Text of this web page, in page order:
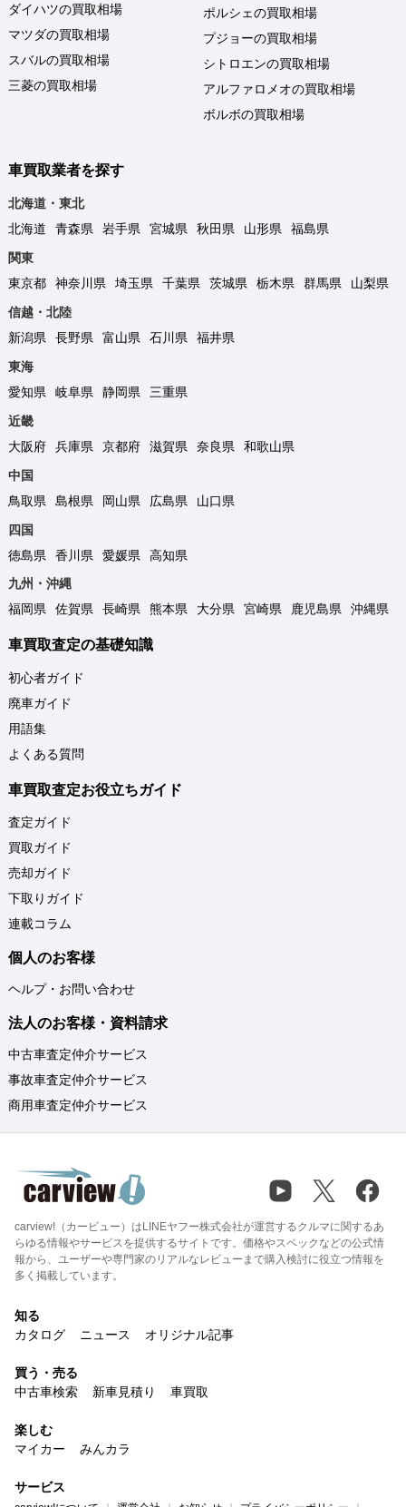
ダイハツの買取相場
マツダの買取相場
スバルの買取相場
三菱の買取相場
ポルシェの買取相場
プジョーの買取相場
シトロエンの買取相場
アルファロメオの買取相場
ボルボの買取相場
車買取業者を探す
北海道・東北
北海道
青森県 岩手県 宮城県 秋田県 山形県
福島県
関東
東京都
神奈川県 埼玉県 千葉県 茨城県 栃木県 群馬県
山梨県
信越・北陸
新潟県
長野県 富山県 石川県
福井県
東海
愛知県
岐阜県 静岡県
三重県
近畿
大阪府
兵庫県 京都府 滋賀県 奈良県
和歌山県
中国
鳥取県
島根県 岡山県 広島県
山口県
四国
徳島県
香川県 愛媛県
高知県
九州・沖縄
福岡県
佐賀県 長崎県 熊本県 大分県 宮崎県 鹿児島県 沖縄県
車買取査定の基礎知識
初心者ガイド
廃車ガイド
用語集
よくある質問
車買取査定お役立ちガイド
査定ガイド
買取ガイド
売却ガイド
下取りガイド
連載コラム
個人のお客様
ヘルプ・お問い合わせ
法人のお客様・資料請求
中古車査定仲介サービス
事故車査定仲介サービス
商用車査定仲介サービス
carview!（カービュー）はLINEヤフー株式会社が運営するクルマに関するあ
らゆる情報やサービスを提供するサイトです。価格やスペックなどの公式情
報から、ユーザーや専門家のリアルなレビューまで購入検討に役立つ情報を
多く掲載しています。
知る
カタログ
ニュース オリジナル記事
買う・売る
中古車検索
新車見積り 車買取
楽しむ
マイカー
みんカラ
サービス